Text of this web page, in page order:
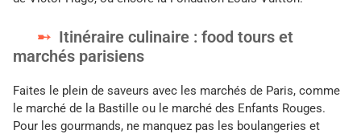
Itinéraire culinaire : food tours et
marchés parisiens
Faites le plein de saveurs avec les marchés de Paris, comme
le marché de la Bastille ou le marché des Enfants Rouges.
Pour les gourmands, ne manquez pas les boulangeries et